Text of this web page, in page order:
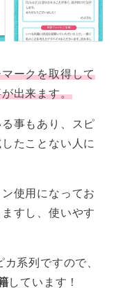
ークを取得して
出来ます。
事もあり、スピ
たことない人に
使用になってお
すし、使いやす
系列ですので、
しています！